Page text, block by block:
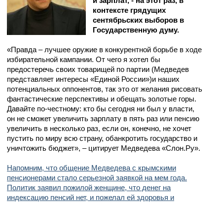
контексте грядущих
сентябрьских выборов в
Государственную думу.
«Правда – лучшее оружие в конкурентной борьбе в ходе
избирательной кампании. От чего я хотел бы
предостеречь своих товарищей по партии (Медведев
представляет интересы «Единой России»)и наших
потенциальных оппонентов, так это от желания рисовать
фантастические перспективы и обещать золотые горы.
Давайте по-честному: кто бы сегодня ни был у власти,
он не сможет увеличить зарплату в пять раз или пенсию
увеличить в несколько раз, если он, конечно, не хочет
пустить по миру всю страну, обанкротить государство и
уничтожить бюджет», – цитирует Медведева «Слон.Ру».
Напомним, что общение Медведева с крымскими
пенсионерами стало серьезной заявкой на мем года.
Политик заявил пожилой женщине, что денег на
индексацию пенсий нет, и пожелал ей здоровья и